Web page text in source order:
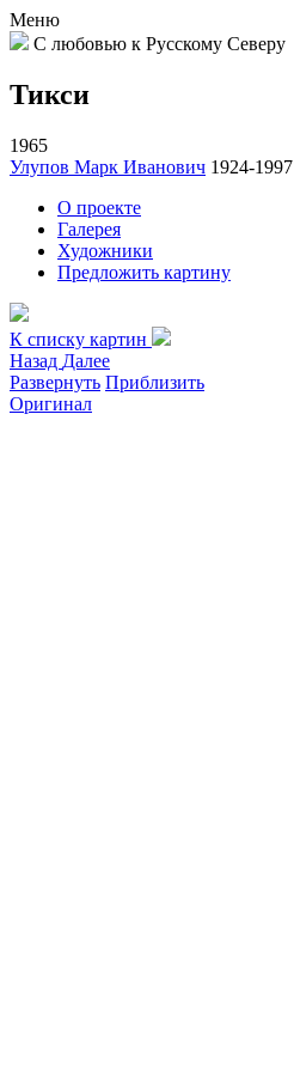
Меню
С любовью к Русскому Северу
Тикси
1965
Улупов Марк Иванович 1924-1997
О проекте
Галерея
Художники
Предложить картину
К списку картин
Назад Далее
Развернуть Приблизить
Оригинал